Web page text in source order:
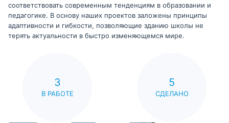
соответствовать современным тенденциям в образовании и
педагогике. В основу наших проектов заложены принципы
адаптивности и гибкости, позволяющие зданию школы не
терять актуальности в быстро изменяющемся мире.
3
В РАБОТЕ
5
СДЕЛАНО